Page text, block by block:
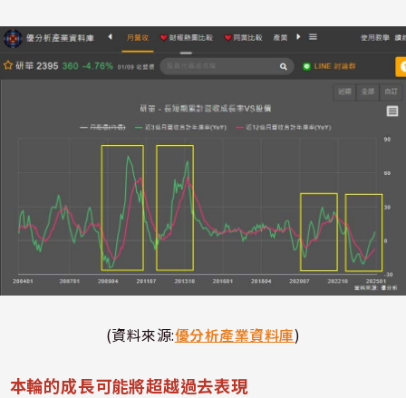
(資料來源:優分析產業資料庫)
本輪的成長可能將超越過去表現